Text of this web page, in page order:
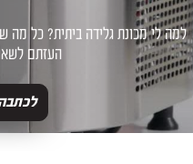
למה לי מכונת גלידה ביתית? כל מה
העזתם